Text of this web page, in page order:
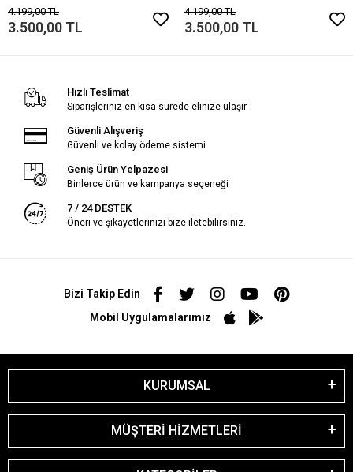
4.199,00 TL
3.500,00 TL
4.199,00 TL
3.500,00 TL
Hızlı Teslimat
Siparişleriniz en kısa sürede elinize ulaşır.
Güvenli Alışveriş
Güvenli ve kolay ödeme sistemi
Geniş Ürün Yelpazesi
Binlerce ürün ve kampanya seçeneği
7 / 24 DESTEK
Öneri ve şikayetlerinizi bize iletebilirsiniz.
Bizi Takip Edin
Mobil Uygulamalarımız
KURUMSAL
MÜŞTERİ HİZMETLERİ